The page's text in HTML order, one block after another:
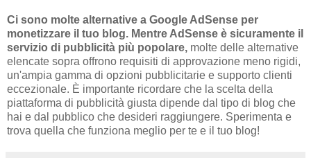
Ci sono molte alternative a Google AdSense per
monetizzare il tuo blog. Mentre AdSense è sicuramente il
servizio di pubblicità più popolare, molte delle alternative
elencate sopra offrono requisiti di approvazione meno rigidi,
un'ampia gamma di opzioni pubblicitarie e supporto clienti
eccezionale. È importante ricordare che la scelta della
piattaforma di pubblicità giusta dipende dal tipo di blog che
hai e dal pubblico che desideri raggiungere. Sperimenta e
trova quella che funziona meglio per te e il tuo blog!